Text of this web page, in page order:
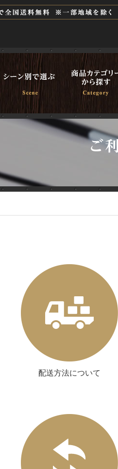
配送方法について